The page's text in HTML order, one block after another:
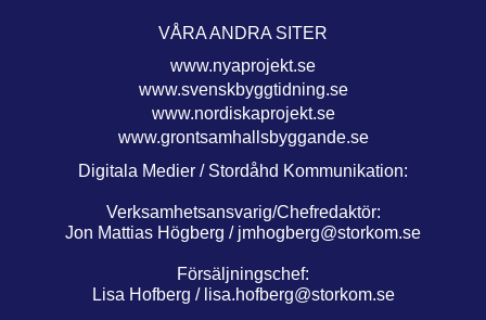
VÅRA ANDRA SITER
www.nyaprojekt.se
www.svenskbyggtidning.se
www.nordiskaprojekt.se
www.grontsamhallsbyggande.se
Digitala Medier / Stordåhd Kommunikation:
Verksamhetsansvarig/Chefredaktör:
Jon Mattias Högberg / jmhogberg@storkom.se
Försäljningschef:
Lisa Hofberg / lisa.hofberg@storkom.se